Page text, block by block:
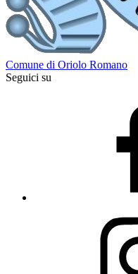
Comune di Oriolo Romano
Seguici su